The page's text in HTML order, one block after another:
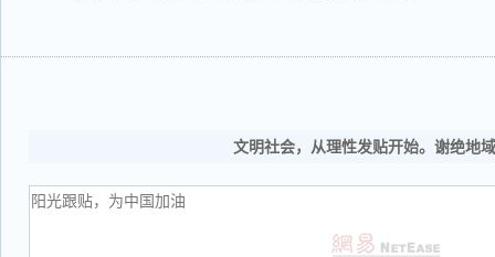
文明社会，从理性发贴开始。谢绝地